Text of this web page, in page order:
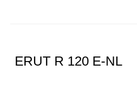
ERUT R 120 E-NL